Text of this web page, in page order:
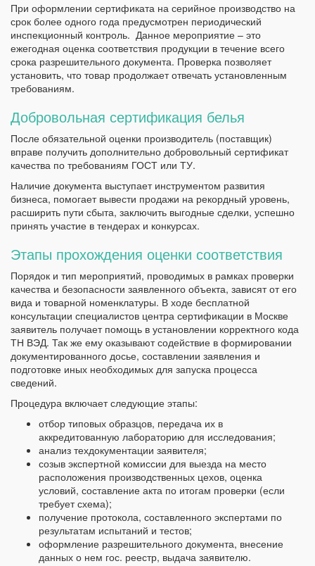
При оформлении сертификата на серийное производство на
срок более одного года предусмотрен периодический
инспекционный контроль. Данное мероприятие – это
ежегодная оценка соответствия продукции в течение всего
срока разрешительного документа. Проверка позволяет
установить, что товар продолжает отвечать установленным
требованиям.
Добровольная сертификация белья
После обязательной оценки производитель (поставщик)
вправе получить дополнительно добровольный сертификат
качества по требованиям ГОСТ или ТУ.
Наличие документа выступает инструментом развития
бизнеса, помогает вывести продажи на рекордный уровень,
расширить пути сбыта, заключить выгодные сделки, успешно
принять участие в тендерах и конкурсах.
Этапы прохождения оценки соответствия
Порядок и тип мероприятий, проводимых в рамках проверки
качества и безопасности заявленного объекта, зависят от его
вида и товарной номенклатуры. В ходе бесплатной
консультации специалистов центра сертификации в Москве
заявитель получает помощь в установлении корректного кода
ТН ВЭД. Так же ему оказывают содействие в формировании
документированного досье, составлении заявления и
подготовке иных необходимых для запуска процесса
сведений.
Процедура включает следующие этапы:
отбор типовых образцов, передача их в
аккредитованную лабораторию для исследования;
анализ техдокументации заявителя;
созыв экспертной комиссии для выезда на место
расположения производственных цехов, оценка
условий, составление акта по итогам проверки (если
требует схема);
получение протокола, составленного экспертами по
результатам испытаний и тестов;
оформление разрешительного документа, внесение
данных о нем гос. реестр, выдача заявителю.